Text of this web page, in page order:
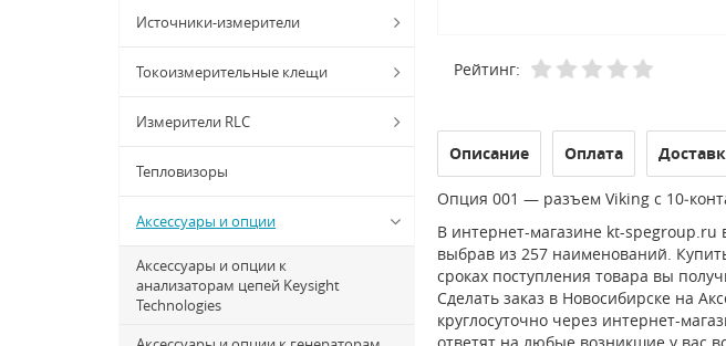
Источники-измерители
Токоизмерительные клещи
Измерители RLC
Тепловизоры
Аксессуары и опции
Аксессуары и опции к
анализаторам цепей Keysight
Technologies
Рейтинг:
Описание Оплата
Опция 001 — разъем Viking с
В интернет-магазине kt-spegroup.ru
выбрав из 257 наименований.
сроках поступления товара вы
Сделать заказ в Новосибирске на
круглосуточно через интернет-